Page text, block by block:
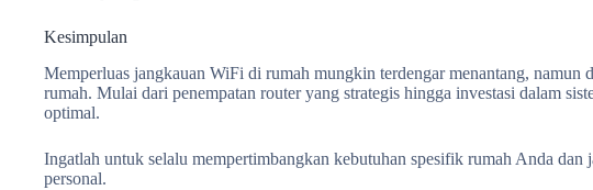
Kesimpulan
Memperluas jangkauan WiFi di rumah mungkin terdengar menantang,
rumah. Mulai dari penempatan router yang strategis hingga investasi dalam
optimal.
Ingatlah untuk selalu mempertimbangkan kebutuhan spesifik rumah Anda
personal.